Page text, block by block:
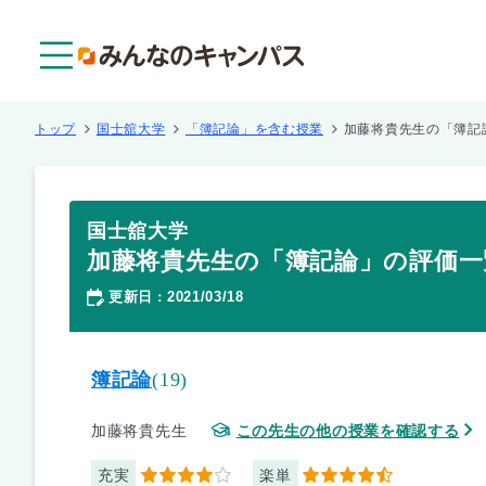
トップ 国士舘大学 「簿記論」を含む授業 加藤将貴先生の「簿記
国士舘大学
加藤将貴先生の「簿記論」の評価
更新日 ： 2021/03/18
簿記論(19)
加藤将貴先生 この先生の他の授業を確認する
充実 4 楽単 4.5